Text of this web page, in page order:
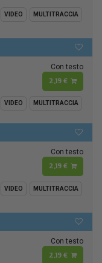
VIDEO MULTITRACCIA
Con testo
2,19 €
VIDEO MULTITRACCIA
Con testo
2,19 €
VIDEO MULTITRACCIA
Con testo
2,19 €